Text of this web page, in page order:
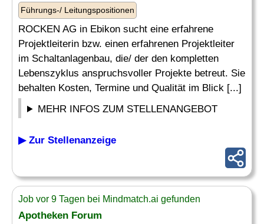
Führungs-/ Leitungspositionen
ROCKEN AG in Ebikon sucht eine erfahrene
Projektleiterin bzw. einen erfahrenen Projektleiter
im Schaltanlagenbau, die/ der den kompletten
Lebenszyklus anspruchsvoller Projekte betreut. Sie
behalten Kosten, Termine und Qualität im Blick [...]
MEHR INFOS ZUM STELLENANGEBOT
▶ Zur Stellenanzeige
Job vor 9 Tagen bei Mindmatch.ai gefunden
Apotheken Forum